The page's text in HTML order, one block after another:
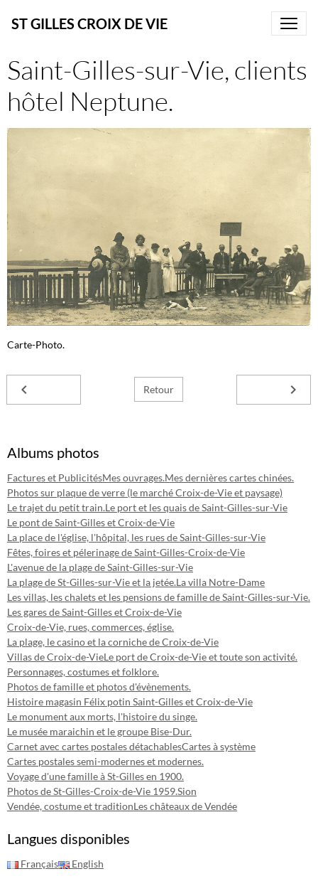
ST GILLES CROIX DE VIE
Saint-Gilles-sur-Vie, clients
hôtel Neptune.
Carte-Photo.
Retour
Albums photos
Factures et PublicitésMes ouvrages.Mes dernières cartes chinées.
Photos sur plaque de verre (le marché Croix-de-Vie et paysage)
Le trajet du petit train.Le port et les quais de Saint-Gilles-sur-Vie
Le pont de Saint-Gilles et Croix-de-Vie
La place de l'église, l'hôpital, les rues de Saint-Gilles-sur-Vie
Fêtes, foires et pélerinage de Saint-Gilles-Croix-de-Vie
L'avenue de la plage de Saint-Gilles-sur-Vie
La plage de St-Gilles-sur-Vie et la jetée.La villa Notre-Dame
Les villas, les chalets et les pensions de famille de Saint-Gilles-sur-Vie.
Les gares de Saint-Gilles et Croix-de-Vie
Croix-de-Vie, rues, commerces, église.
La plage, le casino et la corniche de Croix-de-Vie
Villas de Croix-de-VieLe port de Croix-de-Vie et toute son activité.
Personnages, costumes et folklore.
Photos de famille et photos d'évènements.
Histoire magasin Félix potin Saint-Gilles et Croix-de-Vie
Le monument aux morts, l'histoire du singe.
Le musée maraichin et le groupe Bise-Dur.
Carnet avec cartes postales détachablesCartes à système
Cartes postales semi-modernes et modernes.
Voyage d'une famille à St-Gilles en 1900.
Photos de St-Gilles-Croix-de-Vie 1959.Sion
Vendée, costume et traditionLes châteaux de Vendée
Langues disponibles
Français English